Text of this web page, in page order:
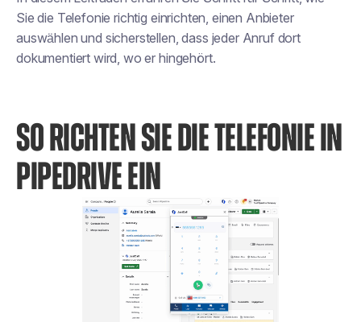
Sie die Telefonie richtig einrichten, einen Anbieter
auswählen und sicherstellen, dass jeder Anruf dort
dokumentiert wird, wo er hingehört.
SO RICHTEN SIE DIE TELEFONIE IN
PIPEDRIVE EIN